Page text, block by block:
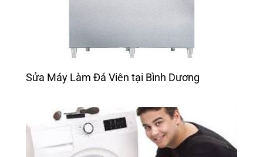
Sửa Máy Làm Đá Viên tại Bình Dương